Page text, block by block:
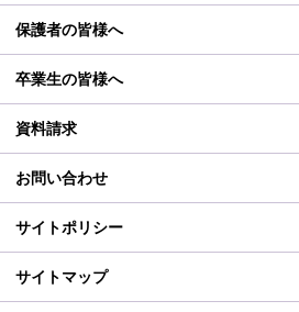
め対策基本方針
進路実績
滋賀短期大学への推薦制度
オープンスクールレポート
2026年度（令和8年度）募集概要
過去の入試問題
部活動、生徒会行事
制服紹介
海外研修旅行
学校行事
保護者の皆様へ
保護者の皆様へ
PT通信
卒業生の皆様へ
各種証明書交付について
同窓会事務局よりお知らせ
同窓会報（すみれ）、すみれweb
ご住所変更
資料請求
お問い合わせ
サイトポリシー
サイトマップ